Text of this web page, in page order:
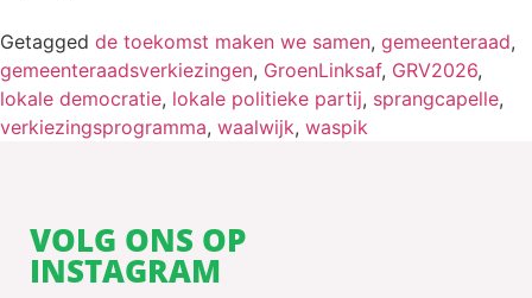
Getagged de toekomst maken we samen, gemeenteraad,
gemeenteraadsverkiezingen, GroenLinksaf, GRV2026,
lokale democratie, lokale politieke partij, sprangcapelle,
verkiezingsprogramma, waalwijk, waspik
VOLG ONS OP
INSTAGRAM